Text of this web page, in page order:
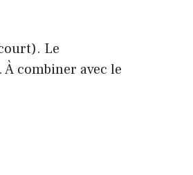
Le
combiner avec le